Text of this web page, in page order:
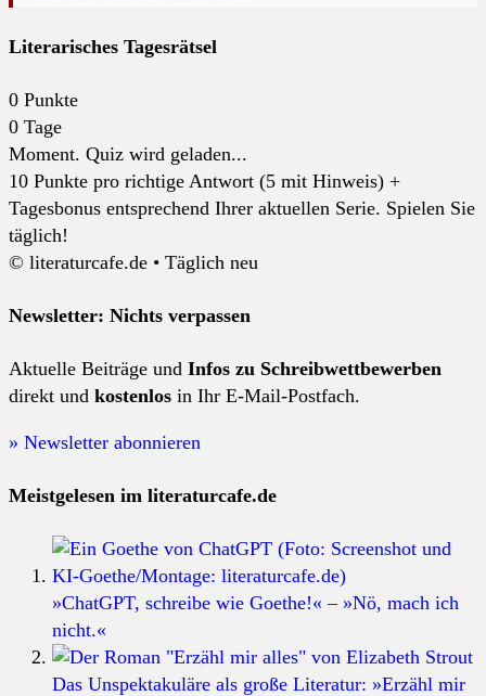
Literarisches Tagesrätsel
0 Punkte
0 Tage
Moment. Quiz wird geladen...
10 Punkte pro richtige Antwort (5 mit Hinweis) +
Tagesbonus entsprechend Ihrer aktuellen Serie. Spielen Sie
täglich!
© literaturcafe.de • Täglich neu
Newsletter: Nichts verpassen
Aktuelle Beiträge und Infos zu Schreibwettbewerben
direkt und kostenlos in Ihr E-Mail-Postfach.
» Newsletter abonnieren
Meistgelesen im literaturcafe.de
»ChatGPT, schreibe wie Goethe!« – »Nö, mach ich
nicht.«
Das Unspektakuläre als große Literatur: »Erzähl mir